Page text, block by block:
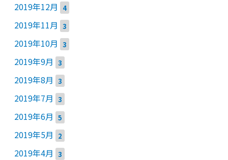
2019年12月 4
2019年11月 3
2019年10月 3
2019年9月 3
2019年8月 3
2019年7月 3
2019年6月 5
2019年5月 2
2019年4月 3